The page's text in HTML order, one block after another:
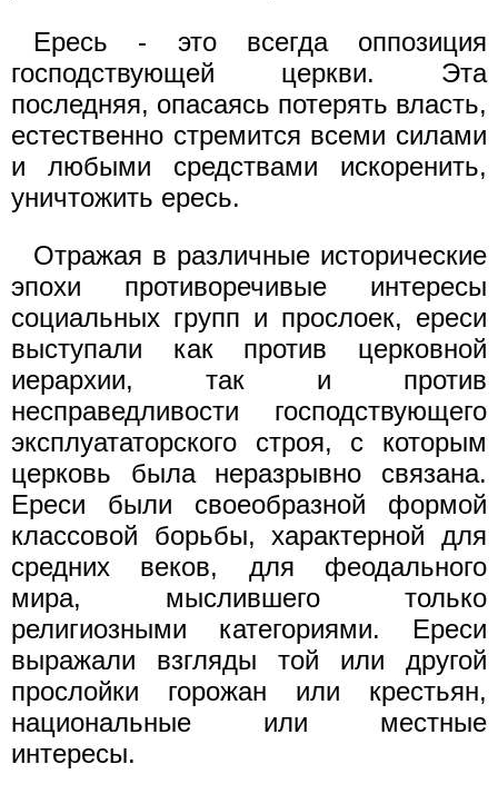
Ересь - это всегда оппозиция
господствующей церкви. Эта
последняя, опасаясь потерять власть,
естественно стремится всеми силами
и любыми средствами искоренить,
уничтожить ересь.
Отражая в различные исторические
эпохи противоречивые интересы
социальных групп и прослоек, ереси
выступали как против церковной
иерархии, так и против
несправедливости господствующего
эксплуататорского строя, с которым
церковь была неразрывно связана.
Ереси были своеобразной формой
классовой борьбы, характерной для
средних веков, для феодального
мира, мыслившего только
религиозными категориями. Ереси
выражали взгляды той или другой
прослойки горожан или крестьян,
национальные или местные
интересы.